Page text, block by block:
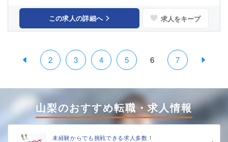
この求人の詳細へ 求人をキープ
2 3 4 5 6 7
山梨のおすすめ転職・求人情報
未経験からでも挑戦できる求人多数！